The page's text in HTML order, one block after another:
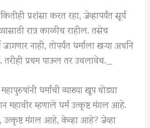
प्रशंसा करत रहा, जेव्हापर्यंत सूर्य
रात्र काळीच राहील. तसेच
नाही, तोपर्यंत धर्माला खऱ्या अर्थाने
प्रथम पाऊल तर उचलावेच._
धर्माची व्याख्या खूप थोड्या
म्हणाले धर्म उत्कृष्ट मंगल आहे.
उत्कृष्ट मंगल आहे, केव्हा आहे? जेव्हा